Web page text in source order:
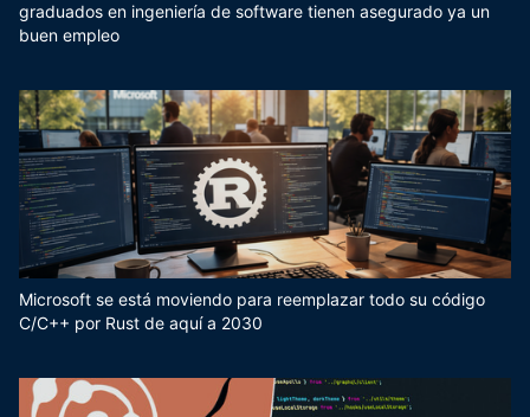
graduados en ingeniería de software tienen asegurado ya un
buen empleo
Microsoft se está moviendo para reemplazar todo su código
C/C++ por Rust de aquí a 2030